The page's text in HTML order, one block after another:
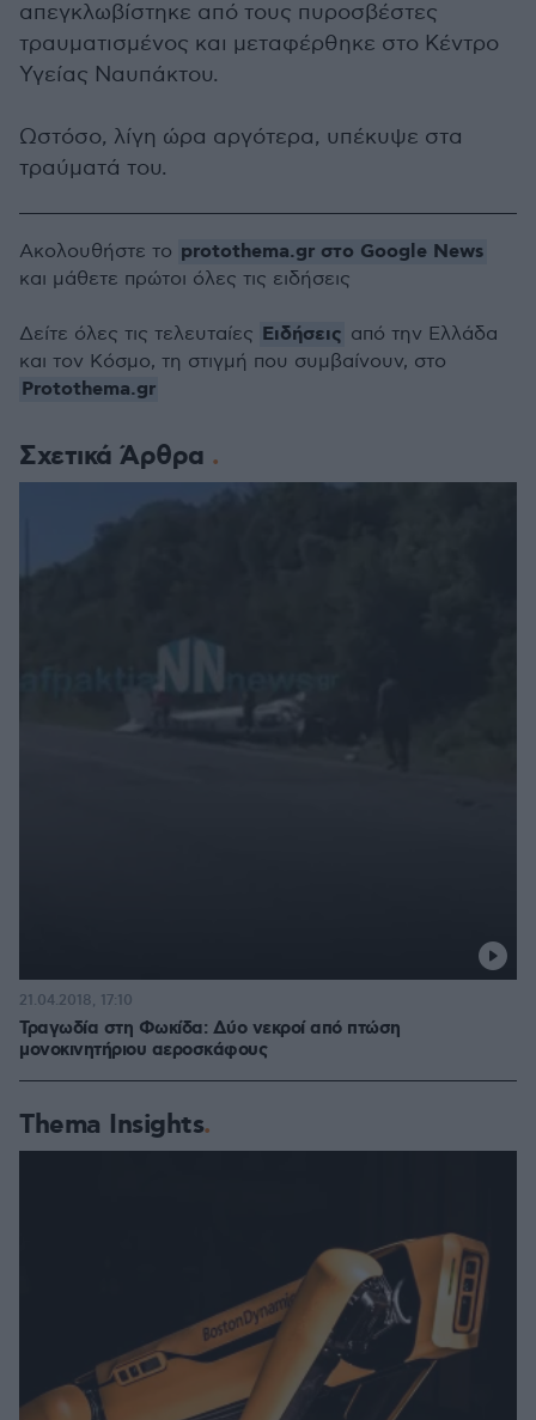
απεγκλωβίστηκε από τους πυροσβέστες
τραυματισμένος και μεταφέρθηκε στο Κέντρο
Υγείας Ναυπάκτου.
Ωστόσο, λίγη ώρα αργότερα, υπέκυψε στα
τραύματά του.
Σχετικά Άρθρα
Τραγωδία στη Φωκίδα: Δύο νεκροί από πτώση
μονοκινητήριου αεροσκάφους
21.04.2018, 17:10
Thema Insights
Ακολουθήστε το protothema.gr στο Google News
και μάθετε πρώτοι όλες τις ειδήσεις
Δείτε όλες τις τελευταίες Ειδήσεις από την Ελλάδα
και τον Κόσμο, τη στιγμή που συμβαίνουν, στο
Protothema.gr